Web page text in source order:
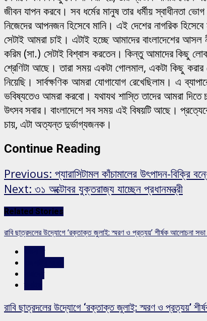
জীবন যাপন করবে। সব ধর্মের মানুষ তার ধর্মীয় স্বাধীনতা
নিজেদের আপনজন হিসেবে মানি। এই দেশের নাগরিক
সেটাই আমরা চাই। এটাই হচ্ছে আমাদের বাংলাদেশের আসল
করিম (সা.) সেটাই বিশ্বাস করতেন। কিন্তু আমাদের কিছু
শ্রেণিটা আছে। তারা সময় একটা গোলমাল, একটা কিছু করার
নিয়েছি। সার্বক্ষণিক আমরা যোগাযোগ রেখেছিলাম। এ
ভবিষ্যতেও আমরা করবো। যথাযথ শাস্তি তাদের আমরা দিতে
উৎসব সবার। বাংলাদেশে সব সময় এই বিষয়টি আছে।
চায়, এটা অত্যন্ত দুর্ভাগ্যজনক।
Continue Reading
Previous: প্যারাসিটামল কাঁচামালের উৎপাদন-বিক্রি
Next: ৩১ অক্টোবর যুক্তরাজ্য যাচ্ছেন প্রধানমন্ত্রী
Related Stories
রাবি ছাত্রদলের উদ্যোগে ‘রক্তাক্ত জুলাই: স্মরণ ও প্রত্যয়’ শীর্ষক আলোচনা সভা
রাবি ছাত্রদলের উদ্যোগে ‘রক্তাক্ত জুলাই: স্মরণ ও প্রত্যয়’